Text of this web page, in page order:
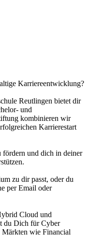
Karriereentwicklung?
Reutlingen bietet dir
und
kombinieren wir
Karrierestart
fördern und dich in deiner
zu dir passt, oder du
per Email oder
Cloud und
du Dich für Cyber
wie Financial